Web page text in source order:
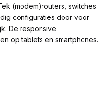
(modem)routers, switches
configuraties door voor
De responsive
op tablets en smartphones.